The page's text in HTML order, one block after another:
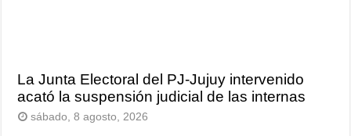
La Junta Electoral del PJ-Jujuy intervenido
acató la suspensión judicial de las internas
sábado, 8 agosto, 2026